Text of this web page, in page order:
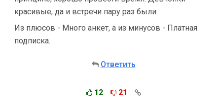
красивые, да и встречи пару раз были.
Из плюсов - Много анкет, а из минусов - Платная
подписка.
Ответить
12 21